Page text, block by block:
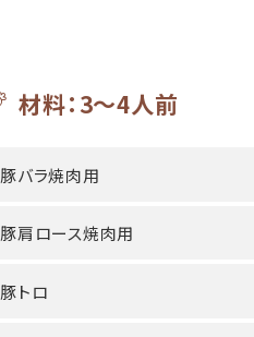
材料：3～4人前
豚バラ焼肉用
豚肩ロース焼肉用
豚トロ